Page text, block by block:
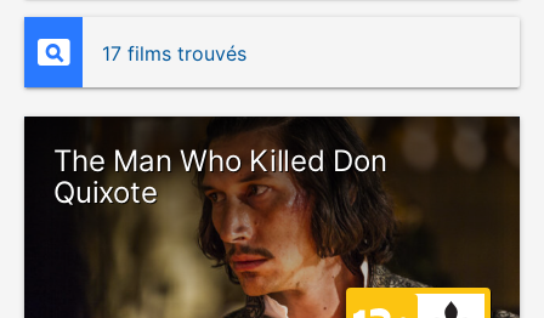
17 films trouvés
The Man Who Killed Don
Quixote